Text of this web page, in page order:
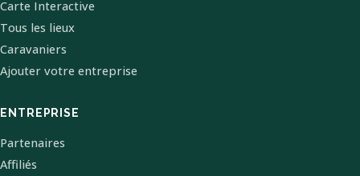
Carte Interactive
Tous les lieux
Caravaniers
Ajouter votre entreprise
ENTREPRISE
Partenaires
Affiliés